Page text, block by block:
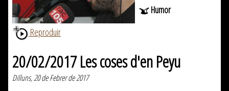
Humor
Reproduir
20/02/2017 Les coses d'en Peyu
Dilluns, 20 de Febrer de 2017